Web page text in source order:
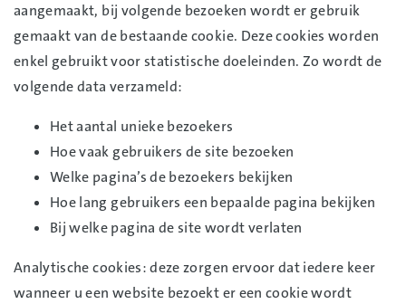
aangemaakt, bij volgende bezoeken wordt er gebruik
gemaakt van de bestaande cookie. Deze cookies worden
enkel gebruikt voor statistische doeleinden. Zo wordt de
volgende data verzameld:
Het aantal unieke bezoekers
Hoe vaak gebruikers de site bezoeken
Welke pagina’s de bezoekers bekijken
Hoe lang gebruikers een bepaalde pagina bekijken
Bij welke pagina de site wordt verlaten
Analytische cookies: deze zorgen ervoor dat iedere keer
wanneer u een website bezoekt er een cookie wordt